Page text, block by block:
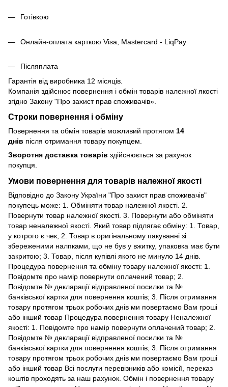
Готівкою
Онлайн-оплата карткою Visa, Mastercard - LiqPay
Післяплата
Гарантія від виробника 12 місяців.
Компанія здійснює повернення і обмін товарів належної якості
згідно Закону "Про захист прав споживачів»
Строки повернення і обміну
Повернення та обмін товарів можливий протягом 14
днів після отримання товару покупцем.
Зворотня доставка товарів здійснюється за рахунок
покупця.
Умови повернення для товарів належної якості
Відповідно до Закону України "Про захист прав споживачів"
покупець може: 1. Обміняти товар належної якості. 2.
Повернути товар належної якості. 3. Повернути або обміняти
товар неналежної якості. Який товар підлягає обміну: 1. Товар,
у котрого є чек; 2. Товар в оригінальному пакуванні зі
збереженими налпками, що не був у вжитку, упаковка має бути
закритою; 3. Товар, після купівлі якого не минуло 14 днів.
Процедура повернення та обміну товару належної якості: 1.
Повідомте про намір повернути оплачений товар; 2.
Повідомте № декларації відправленої посилки та №
банківської картки для повернення коштів; 3. Після отримання
товару протягом трьох робочих днів ми повертаємо Вам гроші
або інший товар Процедура повернення товару Неналежної
якості: 1. Повідомте про намір повернути оплачений товар; 2.
Повідомте № декларації відправленої посилки та №
банківської картки для повернення коштів; 3. Після отримання
товару протягом трьох робочих днів ми повертаємо Вам гроші
або інший товар Всі послуги перевізників або комісії, переказ
коштів проходять за наш рахунок. Обмін і повернення товару